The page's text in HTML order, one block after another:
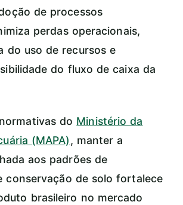
de processos
perdas operacionais,
do uso de recursos e
do fluxo de caixa da
do Ministério da
(MAPA), manter a
aos padrões de
conservação de solo fortalece
brasileiro no mercado